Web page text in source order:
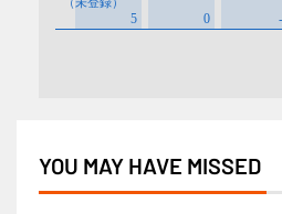
YOU MAY HAVE MISSED